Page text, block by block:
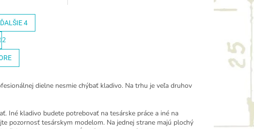
d
e
4
i
2
dielne nesmie chýbať kladivo. Na trhu je veľa druhov
Iné kladivo budete potrebovať na tesárske práce a iné na
pozornosť tesárskym modelom. Na jednej strane majú plochý